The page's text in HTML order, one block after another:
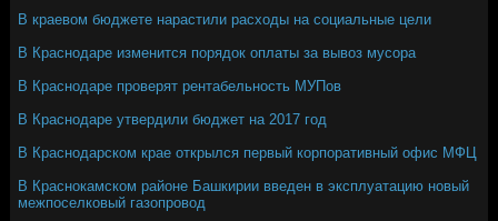
В краевом бюджете нарастили расходы на социальные цели
В Краснодаре изменится порядок оплаты за вывоз мусора
В Краснодаре проверят рентабельность МУПов
В Краснодаре утвердили бюджет на 2017 год
В Краснодарском крае открылся первый корпоративный офис МФЦ
В Краснокамском районе Башкирии введен в эксплуатацию новый
межпоселковый газопровод